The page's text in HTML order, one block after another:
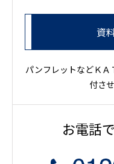
資
パンフレットなどＫ
付さ
お電話